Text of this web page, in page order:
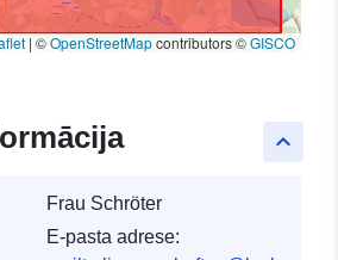
| ©OpenStreetMapcontributors ©GISCO
keyboard_arrow_up
Frau Schröter
E-pasta adrese: